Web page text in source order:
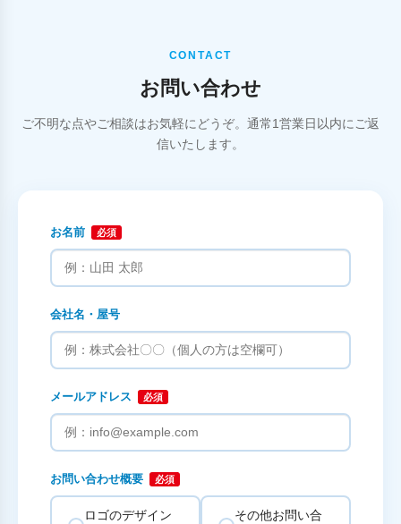
CONTACT
お問い合わせ
ご不明な点やご相談はお気軽にどうぞ。通常1営業日以内にご返
信いたします。
お名前 必須
会社名・屋号
メールアドレス 必須
お問い合わせ概要 必須
ロゴのデザイン
その他お問い合